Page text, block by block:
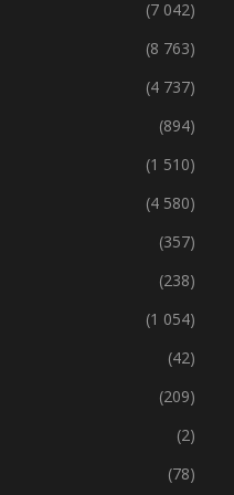
(3 544)
(7 042)
(8 763)
(4 737)
(894)
(1 510)
(4 580)
(357)
(238)
(1 054)
(42)
(209)
(2)